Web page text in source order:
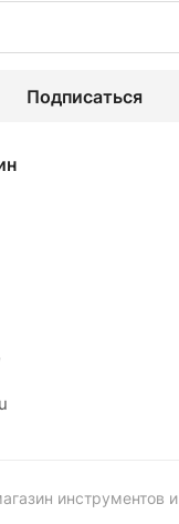
Подписаться
инструментов